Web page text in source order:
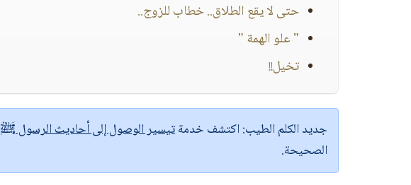
حتى لا يقع الطلاق.. خطاب للزوج..
" علو الهمة "
تخيل!!
جديد الكلم الطيب:اكتشف خدمةتيسير الوصول إلى أحاديث الرسول ﷺ
الصحيحة.